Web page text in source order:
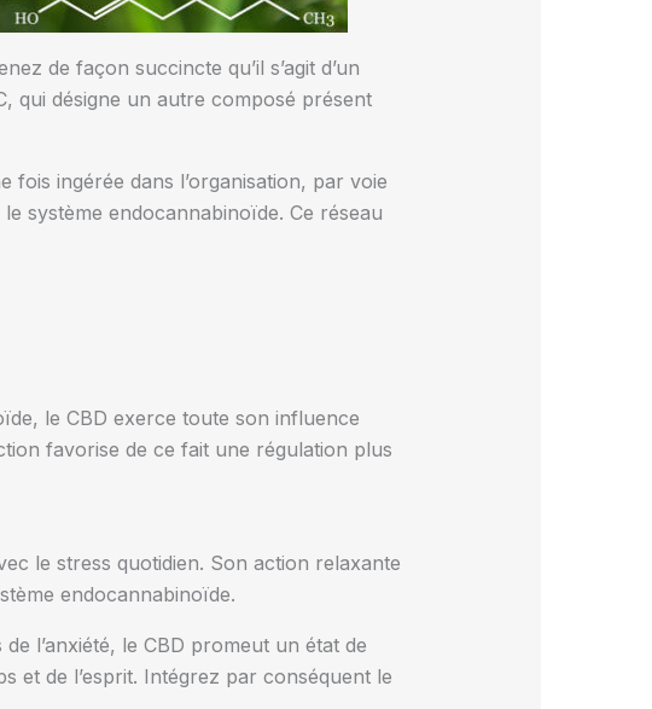
de façon succincte qu’il s’agit d’un
qui désigne un autre composé présent
fois ingérée dans l’organisation, par voie
système endocannabinoïde. Ce réseau
le CBD exerce toute son influence
favorise de ce fait une régulation plus
le stress quotidien. Son action relaxante
endocannabinoïde.
l’anxiété, le CBD promeut un état de
et de l’esprit. Intégrez par conséquent le